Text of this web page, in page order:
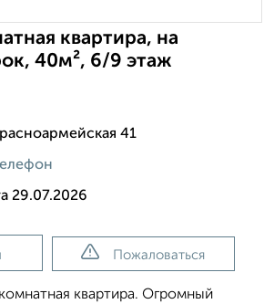
квартира, на
40м², 6/9 этаж
41
29.07.2026
Пожаловаться
квартира. Огромный